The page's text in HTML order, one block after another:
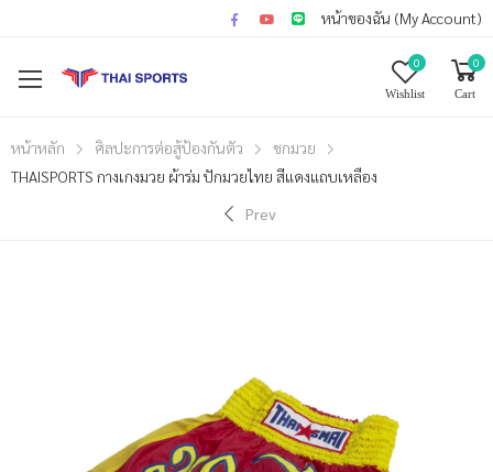
หน้าของฉัน (My Account)
0
Wishlist
0
Cart
หน้าหลัก ศิลปะการต่อสู้ป้องกันตัว
ชกมวย
THAISPORTS กางเกงมวย ผ้าร่ม ปักมวยไทย สีแดงแถบเหลือง
Prev